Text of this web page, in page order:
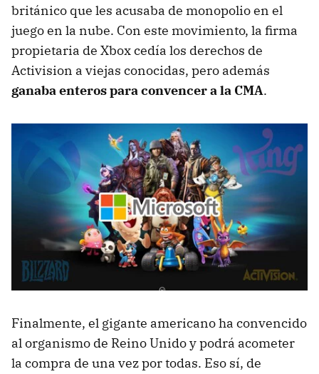
británico que les acusaba de monopolio en el
juego en la nube. Con este movimiento, la firma
propietaria de Xbox cedía los derechos de
Activision a viejas conocidas, pero además
ganaba enteros para convencer a la CMA.
Finalmente, el gigante americano ha convencido
al organismo de Reino Unido y podrá acometer
la compra de una vez por todas. Eso sí, de